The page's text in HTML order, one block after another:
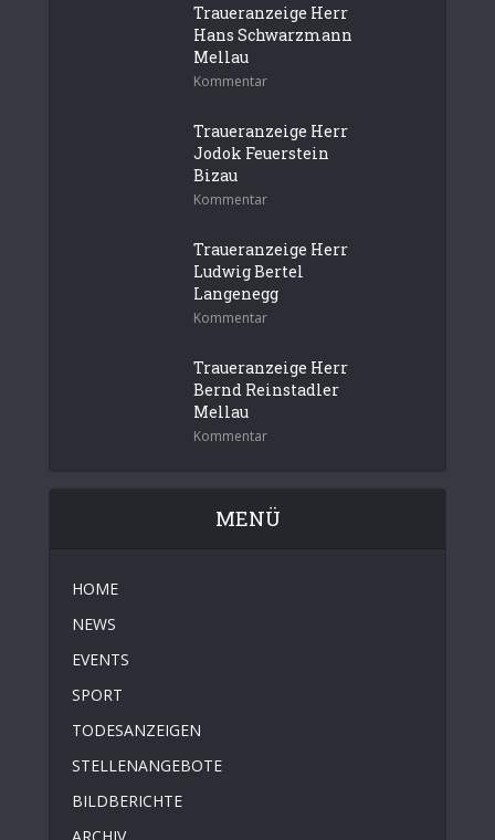
Traueranzeige Herr
Hans Schwarzmann
Mellau
Kommentar
Traueranzeige Herr
Jodok Feuerstein
Bizau
Kommentar
Traueranzeige Herr
Ludwig Bertel
Langenegg
Kommentar
Traueranzeige Herr
Bernd Reinstadler
Mellau
Kommentar
MENÜ
HOME
NEWS
EVENTS
SPORT
TODESANZEIGEN
STELLENANGEBOTE
BILDBERICHTE
ARCHIV